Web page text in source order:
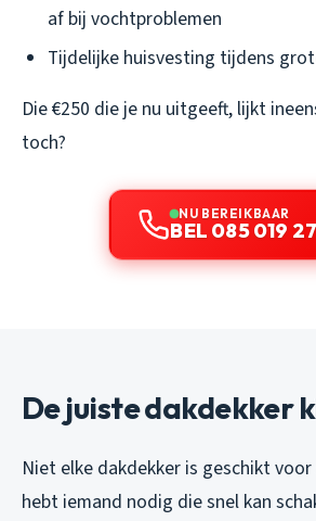
af bij vochtproblemen
Tijdelijke huisvesting tijdens
Die €250 die je nu uitgeeft, lijkt
toch?
NU BEREIKBAAR
BEL 085 019
De juiste dakdekker
Niet elke dakdekker is geschikt
hebt iemand nodig die snel kan